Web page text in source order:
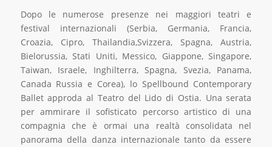
Dopo le numerose presenze nei maggiori teatri e
festival internazionali (Serbia, Germania, Francia,
Croazia, Cipro, Thailandia,Svizzera, Spagna, Austria,
Bielorussia, Stati Uniti, Messico, Giappone, Singapore,
Taiwan, Israele, Inghilterra, Spagna, Svezia, Panama,
Canada Russia e Corea), lo Spellbound Contemporary
Ballet approda al Teatro del Lido di Ostia. Una serata
per ammirare il sofisticato percorso artistico di una
compagnia che è ormai una realtà consolidata nel
panorama della danza internazionale tanto da essere